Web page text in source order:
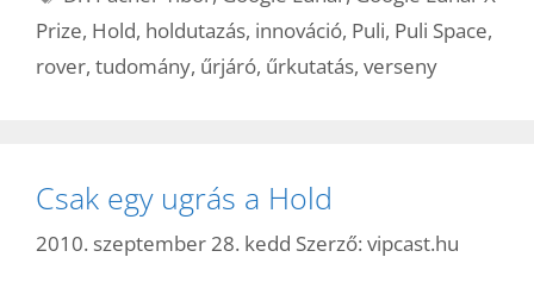
Prize, Hold, holdutazás, innováció, Puli, Puli Space,
rover, tudomány, űrjáró, űrkutatás, verseny
Csak egy ugrás a Hold
2010. szeptember 28. kedd Szerző: vipcast.hu